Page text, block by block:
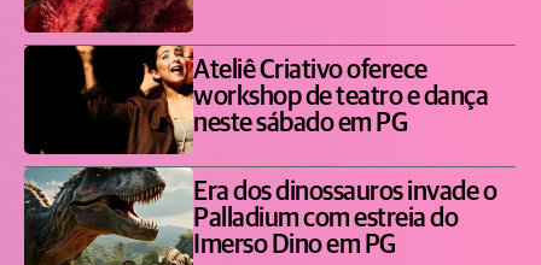
Ateliê Criativo oferece
workshop de teatro e dança
neste sábado em PG
Era dos dinossauros invade o
Palladium com estreia do
Imerso Dino em PG